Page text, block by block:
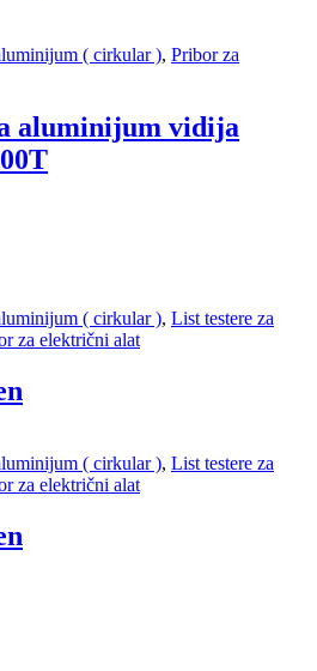
( cirkular ), Pribor za
aluminijum vidija
( cirkular ), List testere za
za električni alat
( cirkular ), List testere za
za električni alat